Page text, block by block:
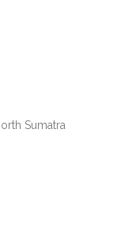
Sumatra